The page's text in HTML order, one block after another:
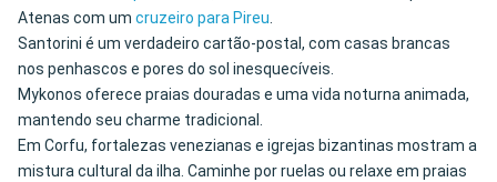
Atenas com um cruzeiro para Pireu.
Santorini é um verdadeiro cartão-postal, com casas brancas
nos penhascos e pores do sol inesquecíveis.
Mykonos oferece praias douradas e uma vida noturna animada,
mantendo seu charme tradicional.
Em Corfu, fortalezas venezianas e igrejas bizantinas mostram a
mistura cultural da ilha. Caminhe por ruelas ou relaxe em praias